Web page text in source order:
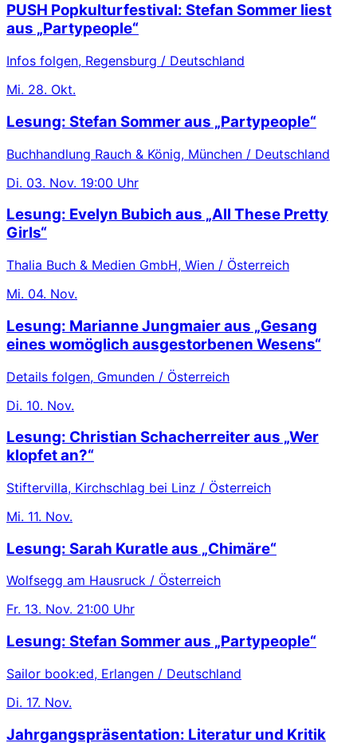
PUSH Popkulturfestival: Stefan Sommer liest
aus „Partypeople“
Infos folgen, Regensburg / Deutschland
Mi. 28. Okt.
Lesung: Stefan Sommer aus „Partypeople“
Buchhandlung Rauch & König, München / Deutschland
Di. 03. Nov. 19:00 Uhr
Lesung: Evelyn Bubich aus „All These Pretty
Girls“
Thalia Buch & Medien GmbH, Wien / Österreich
Mi. 04. Nov.
Lesung: Marianne Jungmaier aus „Gesang
eines womöglich ausgestorbenen Wesens“
Details folgen, Gmunden / Österreich
Di. 10. Nov.
Lesung: Christian Schacherreiter aus „Wer
klopfet an?“
Stiftervilla, Kirchschlag bei Linz / Österreich
Mi. 11. Nov.
Lesung: Sarah Kuratle aus „Chimäre“
Wolfsegg am Hausruck / Österreich
Fr. 13. Nov. 21:00 Uhr
Lesung: Stefan Sommer aus „Partypeople“
Sailor book:ed, Erlangen / Deutschland
Di. 17. Nov.
Jahrgangspräsentation: Literatur und Kritik